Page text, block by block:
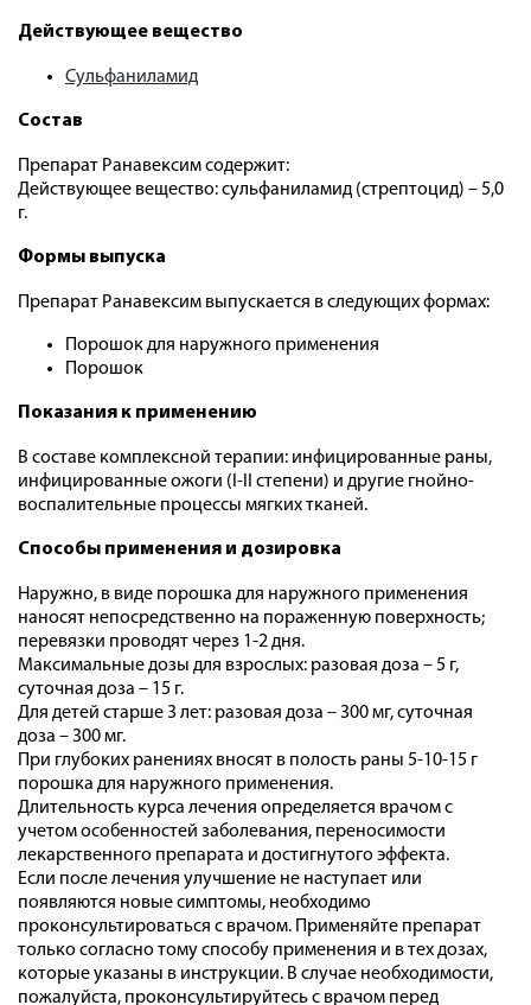
Действующее вещество
Сульфаниламид
Состав
Препарат Ранавексим содержит:
Действующее вещество: сульфаниламид (стрептоцид) – 5,0
г.
Формы выпуска
Препарат Ранавексим выпускается в следующих формах:
Порошок для наружного применения
Порошок
Показания к применению
В составе комплексной терапии: инфицированные раны,
инфицированные ожоги (I-II степени) и другие гнойно-
воспалительные процессы мягких тканей.
Способы применения и дозировка
Наружно, в виде порошка для наружного применения
наносят непосредственно на пораженную поверхность;
перевязки проводят через 1-2 дня.
Максимальные дозы для взрослых: разовая доза – 5 г,
суточная доза – 15 г.
Для детей старше 3 лет: разовая доза – 300 мг, суточная
доза – 300 мг.
При глубоких ранениях вносят в полость раны 5-10-15 г
порошка для наружного применения.
Длительность курса лечения определяется врачом с
учетом особенностей заболевания, переносимости
лекарственного препарата и достигнутого эффекта.
Если после лечения улучшение не наступает или
появляются новые симптомы, необходимо
проконсультироваться с врачом. Применяйте препарат
только согласно тому способу применения и в тех дозах,
которые указаны в инструкции. В случае необходимости,
пожалуйста, проконсультируйтесь с врачом перед